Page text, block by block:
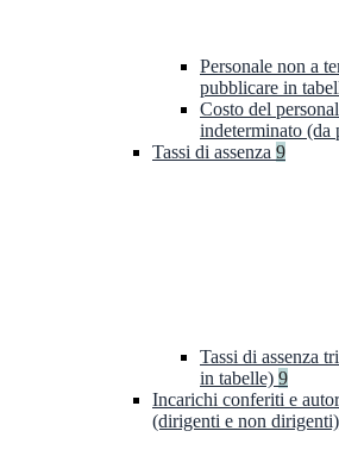
Personale non a
pubblicare in
Costo del
indeterminato (da
Tassi di assenza 9
Tassi di assenza
in tabelle) 9
Incarichi conferiti e
(dirigenti e non dirigenti)